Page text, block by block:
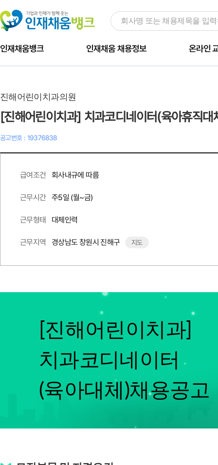
인재채움뱅크 인재채움 채용정보 온라인
진해어린이치과의원
[진해어린이치과] 치과코디네이터(육아휴직대
공고번호 : 19376838
급여조건 회사내규에 따름
근무시간 주5일 (월~금)
근무형태 대체인력
근무지역 경상남도 창원시 진해구 지도
[진해어린이치과]
치과코디네이터
(육아대체)채용공고